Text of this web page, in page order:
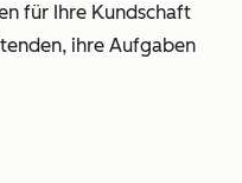
für Ihre Kundschaft
ihre Aufgaben